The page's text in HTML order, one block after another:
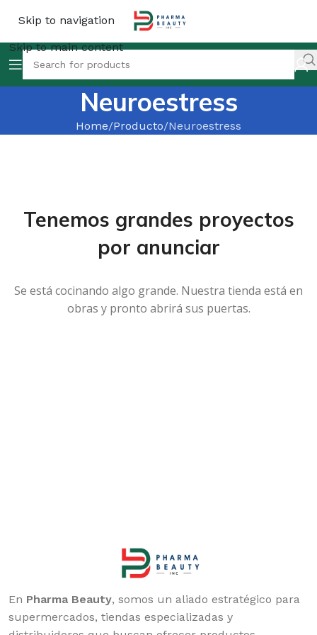
Skip to navigation
Skip to main content
Neuroestress
Home Producto Neuroestress
Tenemos grandes proyectos
por anunciar
Se está cocinando algo grande. Nuestra tienda está en
obras y pronto abrirá sus puertas.
En Pharma Beauty, somos un aliado estratégico para
supermercados, tiendas especializadas y